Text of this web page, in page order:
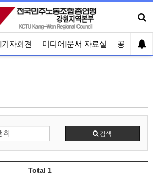
자회견 미디어|문서 자료실 공유게시
검색
Total 1